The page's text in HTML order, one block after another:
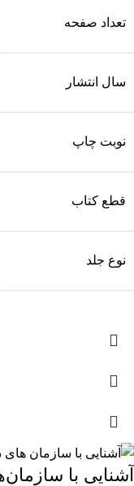
تعداد صفحه
سال انتشار
نوبت چاپ
قطع کتاب
نوع جلد
آشنایی با